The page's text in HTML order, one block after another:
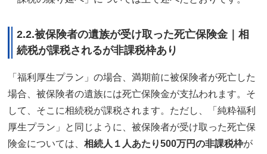
2.2.被保険者の遺族が受け取った死亡保険金｜相
続税が課税されるが非課税枠あり
「福利厚生プラン」の場合、満期前に被保険者が死亡した
場合、被保険者の遺族には死亡保険金が支払われます。そ
して、そこに相続税が課税されます。ただし、「純粋福利
厚生プラン」と同じように、被保険者が受け取った死亡保
険金については、 相続人１人あたり500万円の非課税枠が